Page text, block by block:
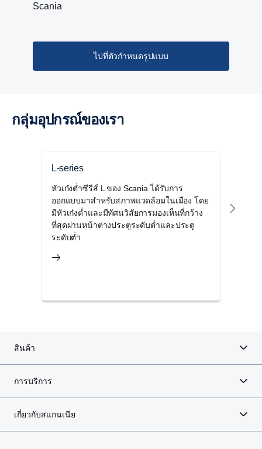
เกียร์ฝาก
การเพิ่มประสิทธิภาพแบบเก้าระดับ แรงบิดที่สูงขึ้น
และอัตราทดเฟืองช่วยเพิ่มประสิทธิภาพโดยรวมของ
ซึ่งช่วยให้เครื่องยนต์สามารถใช้ความเร็วที่ต่ำลงได้
ระบบเกียร์ออพติครูส G33CM ใหม่ของ Scania ใช้ได้กับ
เครื่องยนต์ V8 ทุกรุ่นจนถึงระดับกำลัง 660 แรงม้า และ
เครื่องยนต์ 13 ลิตรกำลังสูง รุ่น 500 และ 540 แรงม้า
Scania
ไปที่ตัวกำหนดรูปแบบ
กลุ่มอุปกรณ์ของเรา
L-series
หัวเก๋งต่ำซีรีส์ L ของ Scania ได้รับการ
ออกแบบมาสำหรับสภาพแวดล้อมในเมือง โดย
มีหัวเก๋งต่ำและมีทัศนวิสัยการมองเห็นที่กว้าง
ที่สุดผ่านหน้าต่างประตูระดับต่ำและประตู
ระดับต่ำ
สินค้า
การบริการ
เกี่ยวกับสแกนเนีย